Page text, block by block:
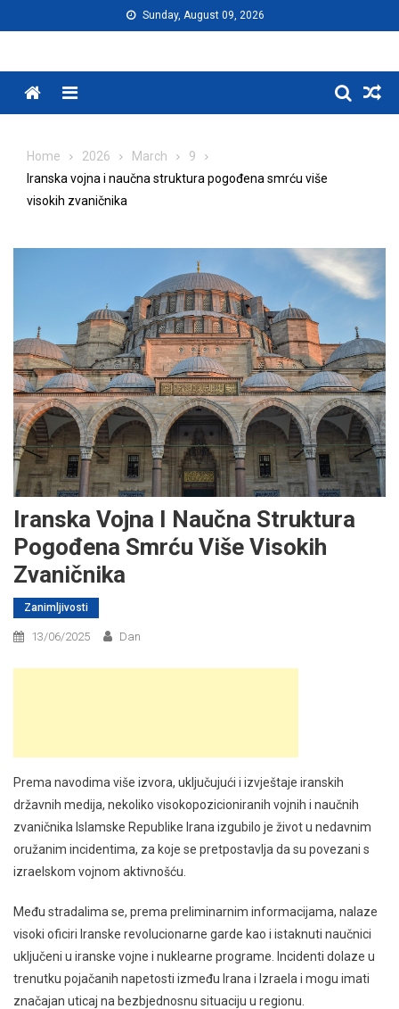
to
Sunday, August 09, 2026
Menu
Home 2026 March
9
Iranska vojna i naučna struktura pogođena smrću više
visokih zvaničnika
Iranska Vojna I Naučna Struktura
Pogođena Smrću Više Visokih
Zvaničnika
Zanimljivosti
13/06/2025 Dan
Prema navodima više izvora, uključujući i izvještaje iranskih
državnih medija, nekoliko visokopozicioniranih vojnih i naučnih
zvaničnika Islamske Republike Irana izgubilo je život u nedavnim
oružanim incidentima, za koje se pretpostavlja da su povezani s
izraelskom vojnom aktivnošću.
Među stradalima se, prema preliminarnim informacijama, nalaze
visoki oficiri Iranske revolucionarne garde kao i istaknuti naučnici
uključeni u iranske vojne i nuklearne programe. Incidenti dolaze u
trenutku pojačanih napetosti između Irana i Izraela i mogu imati
značajan uticaj na bezbjednosnu situaciju u regionu.